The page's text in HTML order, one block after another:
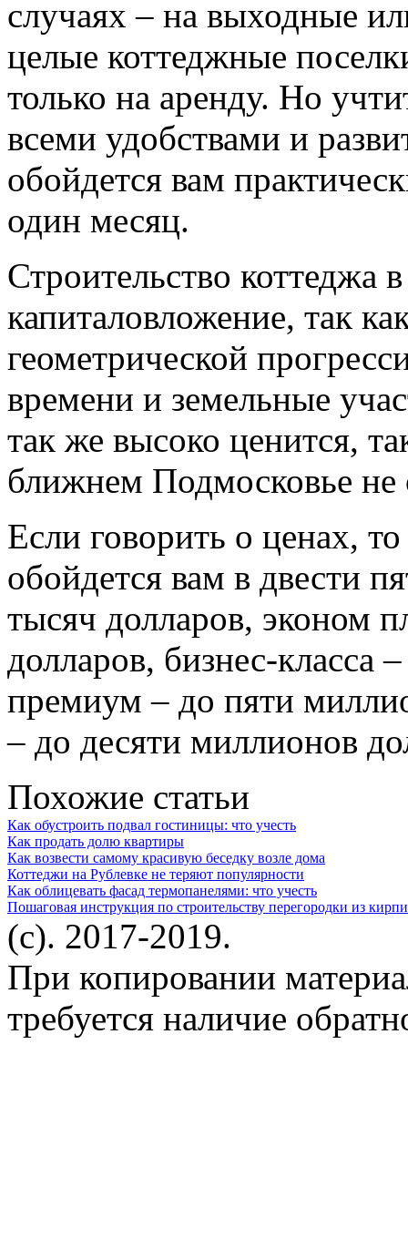
случаях – на выходные
целые коттеджные
только на аренду. Но
всеми удобствами и
обойдется вам
один месяц.
Строительство коттеджа
капиталовложение, так
геометрической
времени и земельные
так же высоко ценится,
ближнем Подмосковье не
Если говорить о ценах,
обойдется вам в двести
тысяч долларов, эконом
долларов, бизнес-класса
премиум – до пяти
– до десяти миллионов
Похожие статьи
Как обустроить подвал гостиницы: что учесть
Как продать долю квартиры
Как возвести самому красивую беседку возле дома
Коттеджи на Рублевке не теряют популярности
Как облицевать фасад термопанелями: что учесть
Пошаговая инструкция по строительству перегородки из
(c). 2017-2019.
При копировании
требуется наличие